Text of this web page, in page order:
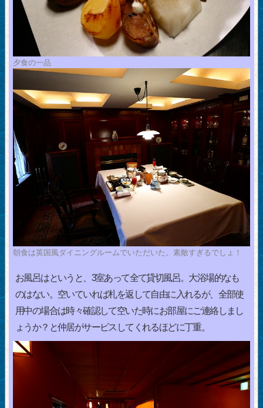
夕食の一品
朝食は英国風ダイニングルームでいただいた。素敵すぎるでしょ！
お風呂はというと、3室あって全て貸切風呂。大浴場的なも
のはない。空いていれば札を返して自由に入れるが、全部使
用中の場合は時々確認して空いた時にお部屋にご連絡しまし
ょうか？と仲居がサービスしてくれるほどに丁重。